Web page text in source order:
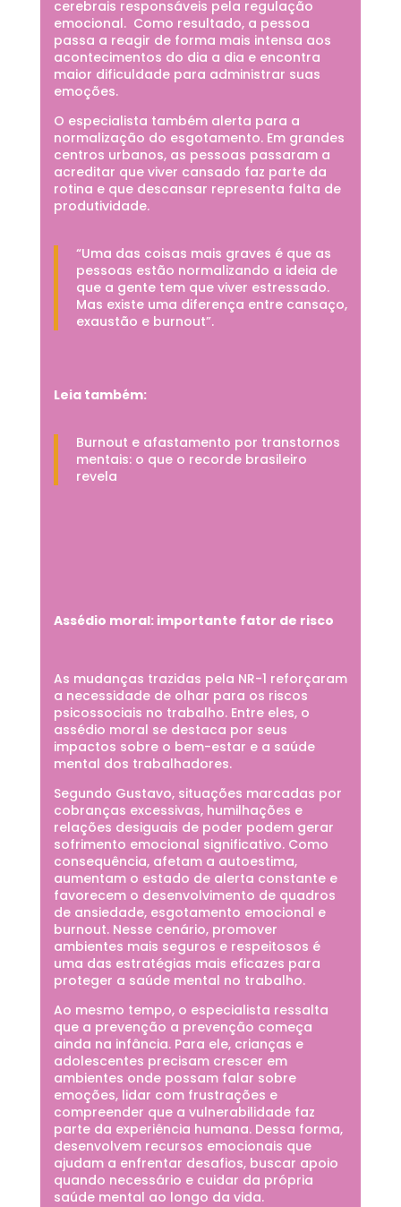
cerebrais responsáveis pela regulação
emocional. Como resultado, a pessoa
passa a reagir de forma mais intensa aos
acontecimentos do dia a dia e encontra
maior dificuldade para administrar suas
emoções.
O especialista também alerta para a
normalização do esgotamento. Em grandes
centros urbanos, as pessoas passaram a
acreditar que viver cansado faz parte da
rotina e que descansar representa falta de
produtividade.
“Uma das coisas mais graves é que as
pessoas estão normalizando a ideia de
que a gente tem que viver estressado.
Mas existe uma diferença entre cansaço,
exaustão e burnout”.
Leia também:
Burnout e afastamento por transtornos
mentais: o que o recorde brasileiro
revela
Assédio moral: importante fator de risco
As mudanças trazidas pela NR-1 reforçaram
a necessidade de olhar para os riscos
psicossociais no trabalho. Entre eles, o
assédio moral se destaca por seus
impactos sobre o bem-estar e a saúde
mental dos trabalhadores.
Segundo Gustavo, situações marcadas por
cobranças excessivas, humilhações e
relações desiguais de poder podem gerar
sofrimento emocional significativo. Como
consequência, afetam a autoestima,
aumentam o estado de alerta constante e
favorecem o desenvolvimento de quadros
de ansiedade, esgotamento emocional e
burnout. Nesse cenário, promover
ambientes mais seguros e respeitosos é
uma das estratégias mais eficazes para
proteger a saúde mental no trabalho.
Ao mesmo tempo, o especialista ressalta
que a prevenção a prevenção começa
ainda na infância. Para ele, crianças e
adolescentes precisam crescer em
ambientes onde possam falar sobre
emoções, lidar com frustrações e
compreender que a vulnerabilidade faz
parte da experiência humana. Dessa forma,
desenvolvem recursos emocionais que
ajudam a enfrentar desafios, buscar apoio
quando necessário e cuidar da própria
saúde mental ao longo da vida.